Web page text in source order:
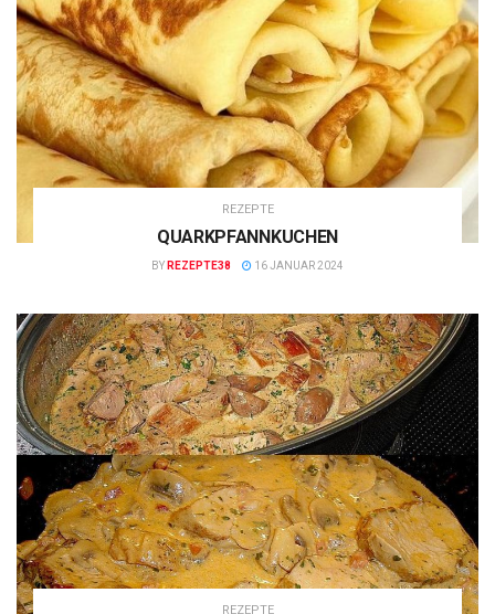
REZEPTE
QUARKPFANNKUCHEN
BY REZEPTE38 16 JANUAR 2024
REZEPTE